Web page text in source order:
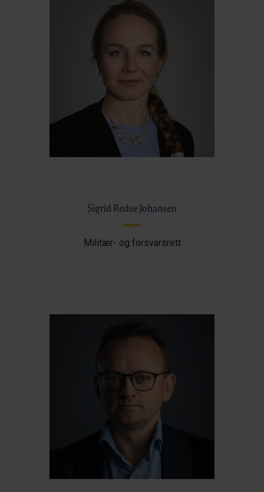
Sigrid Redse Johansen
Militær- og forsvarsrett